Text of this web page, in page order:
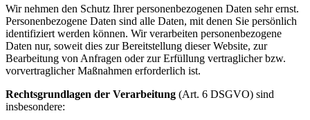
Wir nehmen den Schutz Ihrer personenbezogenen Daten sehr ernst.
Personenbezogene Daten sind alle Daten, mit denen Sie persönlich
identifiziert werden können. Wir verarbeiten personenbezogene
Daten nur, soweit dies zur Bereitstellung dieser Website, zur
Bearbeitung von Anfragen oder zur Erfüllung vertraglicher bzw.
vorvertraglicher Maßnahmen erforderlich ist.
Rechtsgrundlagen der Verarbeitung (Art. 6 DSGVO) sind
insbesondere: